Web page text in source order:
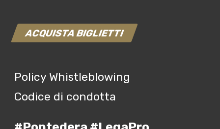
ACQUISTA BIGLIETTI
Policy Whistleblowing
Codice di condotta